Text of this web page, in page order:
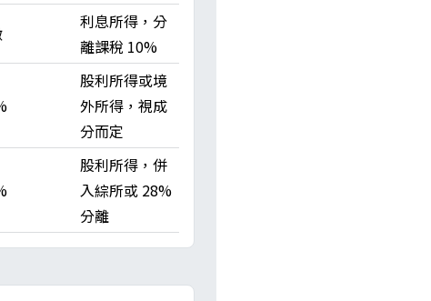
利息所得，分
離課稅 10%
股利所得或境
外所得，視成
分而定
股利所得，併
入綜所或 28%
分離